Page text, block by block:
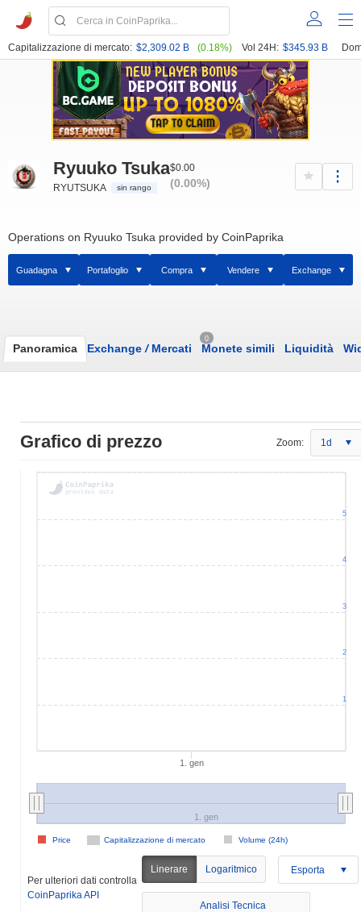
Capitalizzazione di mercato: $2,309.02 B (0.18%) Vol 24H: $345.93 B
Ryuuko Tsuka
RYUTSUKA sin rango
$0.00
(0.00%)
Operations on Ryuuko Tsuka provided by CoinPaprika
Guadagna Portafoglio Compra Vendere Exchange
Panoramica Exchange /Mercati
0
Monete simili Liquidità
Grafico di prezzo Zoom: 1d
1. gen
Capitalizzazione di mercato Volume (24h)
Price
1. gen
1
2
3
4
5
Per ulteriori dati controlla
CoinPaprika API
Linerare Logaritmico Esporta
Analisi Tecnica